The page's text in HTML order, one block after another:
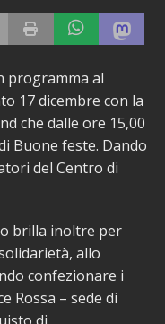
programma al
17 dicembre con la
che dalle ore 15,00
Buone feste. Dando
del Centro di
brilla inoltre per
allo
confezionare i
Rossa – sede di